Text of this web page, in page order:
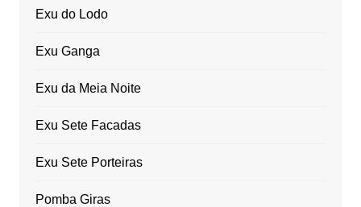
Exu do Lodo
Exu Ganga
Exu da Meia Noite
Exu Sete Facadas
Exu Sete Porteiras
Pomba Giras